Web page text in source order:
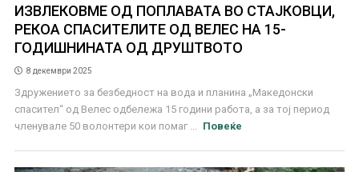
ИЗВЛЕКОВМЕ ОД ПОПЛАВАТА ВО СТАЈКОВЦИ,
РЕКОА СПАСИТЕЛИТЕ ОД ВЕЛЕС НА 15-
ГОДИШНИНАТА ОД ДРУШТВОТО
8 декември 2025
Здружението за безбедност на вода и планина „Македонски
спасител“ од Велес одбележа 15 години работа, а за тој период
членувале 50 волонтери кои помаг ...
Повеќе